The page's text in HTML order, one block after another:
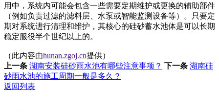
用中，系统内可能会包含一些需要定期维护或更换的辅助部件
（例如负责过滤的滤料层、水泵或智能监测设备等）。只要定
期对系统进行清理和维护，其核心的硅砂蓄水池体是可以长期
稳定服役半个世纪以上的。
（此内容由hunan.zgoj.cn提供）
上一条 湖南安装硅砂雨水池有哪些注意事项？ 下一条 湖南硅
砂雨水池的施工周期一般是多久？
返回列表